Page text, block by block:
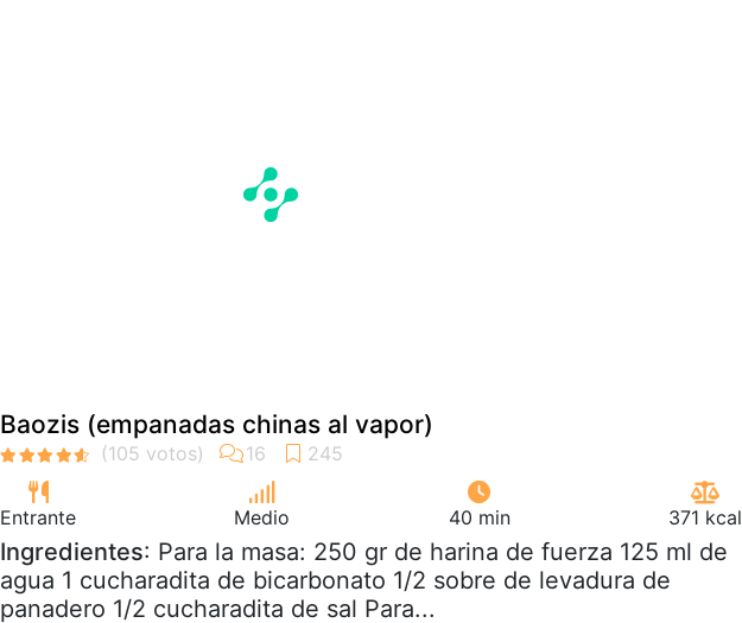
Baozis (empanadas chinas al vapor)
Entrante Medio 40 min 371 kcal
Ingredientes: Para la masa: 250 gr de harina de fuerza 125 ml de
agua 1 cucharadita de bicarbonato 1/2 sobre de levadura de
panadero 1/2 cucharadita de sal Para...